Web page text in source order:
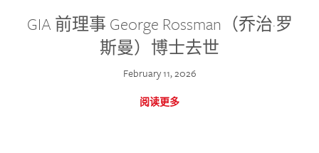
GIA 前理事 George Rossman（乔治·罗
斯曼）博士去世
February 11, 2026
阅读更多